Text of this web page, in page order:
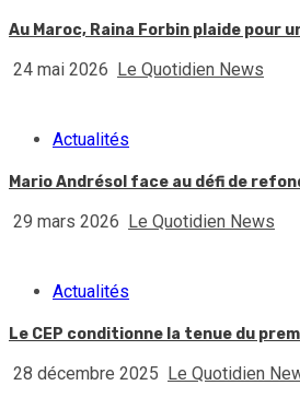
Au Maroc, Raina Forbin plaide pour
24 mai 2026 Le Quotidien News
Actualités
Mario Andrésol face au défi de
29 mars 2026 Le Quotidien News
Actualités
Le CEP conditionne la tenue du
28 décembre 2025 Le Quotidien